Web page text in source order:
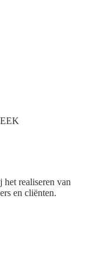
realiseren van
en cliënten.